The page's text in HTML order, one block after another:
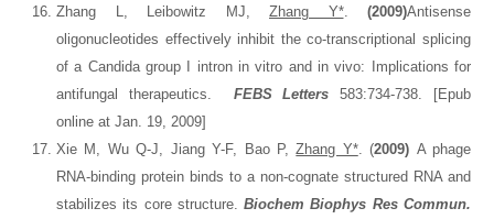
Zhang L, Leibowitz MJ, Zhang Y*. (2009)Antisense
oligonucleotides effectively inhibit the co-transcriptional splicing
of a Candida group I intron in vitro and in vivo: Implications for
antifungal therapeutics. FEBS Letters 583:734-738. [Epub
online at Jan. 19, 2009]
Xie M, Wu Q-J, Jiang Y-F, Bao P,Zhang Y*. (2009) A phage
RNA-binding protein binds to a non-cognate structured RNA and
stabilizes its core structure.Biochem Biophys Res Commun.